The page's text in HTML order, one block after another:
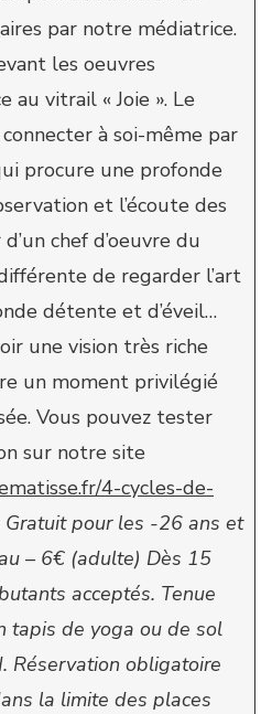
par notre médiatrice.
les oeuvres
au vitrail « Joie ». Le
à soi-même par
procure une profonde
et l’écoute des
chef d’oeuvre du
de regarder l’art
détente et d’éveil…
une vision très riche
un moment privilégié
Vous pouvez tester
sur notre site
4-cycles-de-
Gratuit pour les -26 ans et
– 6€ (adulte) Dès 15
acceptés. Tenue
tapis de yoga ou de sol
Réservation obligatoire
la limite des places